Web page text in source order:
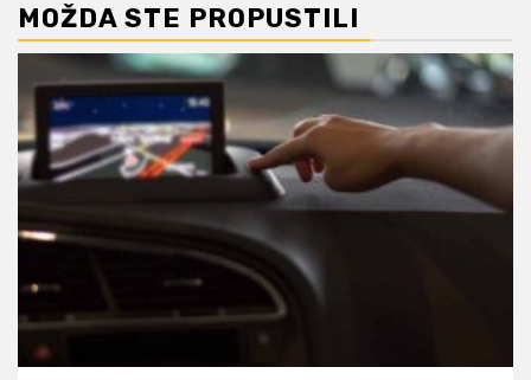
MOŽDA STE PROPUSTILI